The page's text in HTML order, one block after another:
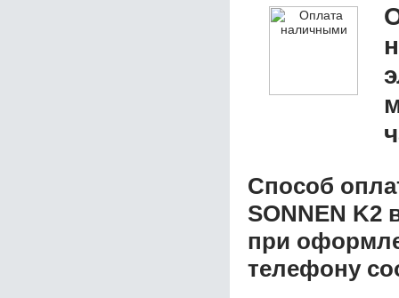
Способ
SONNEN K2
при
телефону